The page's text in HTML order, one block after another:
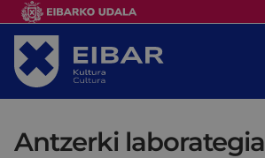
Antzerki laborategia